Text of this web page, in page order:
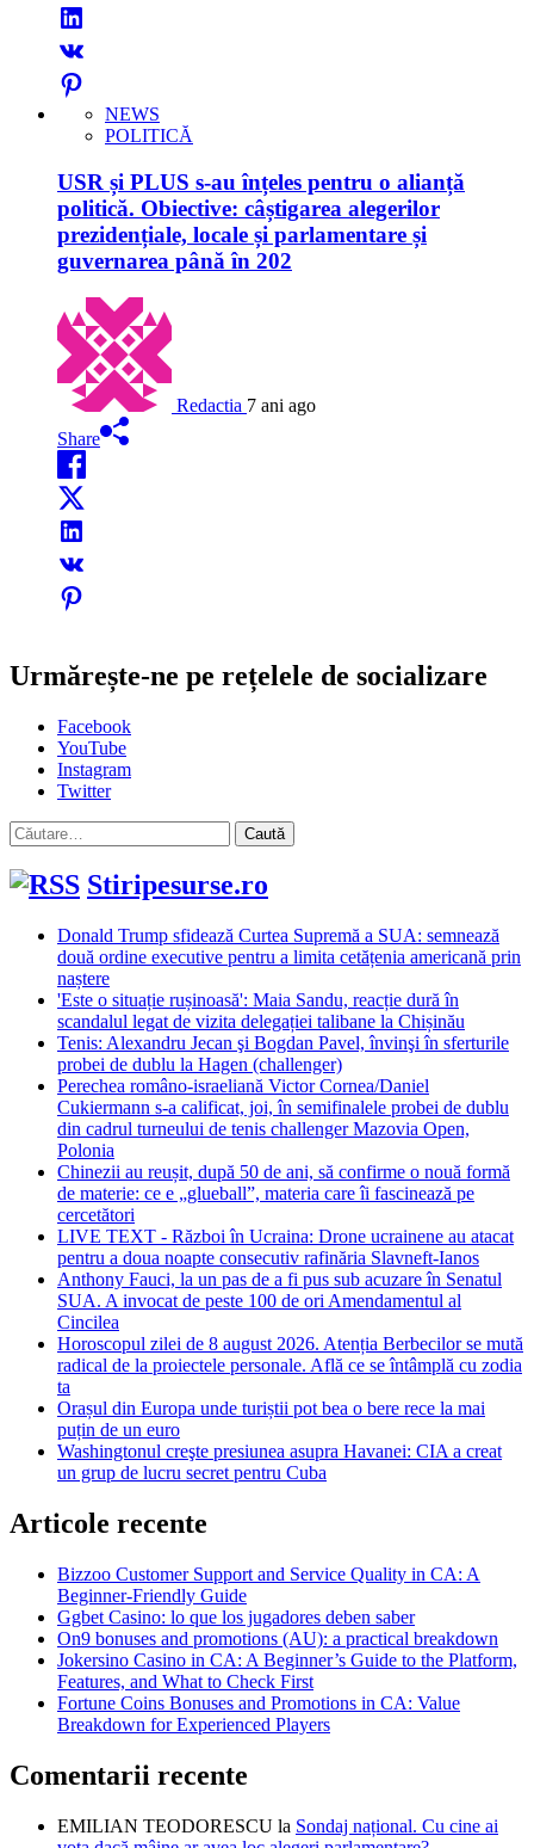
NEWS
POLITICĂ
USR și PLUS s-au înțeles pentru o alianță
politică. Obiective: câștigarea alegerilor
prezidențiale, locale și parlamentare și
guvernarea până în 202
Redactia 7 ani ago
Share
Urmărește-ne pe rețelele de socializare
Facebook
YouTube
Instagram
Twitter
Caută
după:
Stiripesurse.ro
Donald Trump sfidează Curtea Supremă a SUA: semnează
două ordine executive pentru a limita cetățenia americană prin
naștere
'Este o situație rușinoasă': Maia Sandu, reacție dură în
scandalul legat de vizita delegației talibane la Chișinău
Tenis: Alexandru Jecan şi Bogdan Pavel, învinşi în sferturile
probei de dublu la Hagen (challenger)
Perechea româno-israeliană Victor Cornea/Daniel
Cukiermann s-a calificat, joi, în semifinalele probei de dublu
din cadrul turneului de tenis challenger Mazovia Open,
Polonia
Chinezii au reușit, după 50 de ani, să confirme o nouă formă
de materie: ce e „glueball”, materia care îi fascinează pe
cercetători
LIVE TEXT - Război în Ucraina: Drone ucrainene au atacat
pentru a doua noapte consecutiv rafinăria Slavneft-Ianos
Anthony Fauci, la un pas de a fi pus sub acuzare în Senatul
SUA. A invocat de peste 100 de ori Amendamentul al
Cincilea
Horoscopul zilei de 8 august 2026. Atenția Berbecilor se mută
radical de la proiectele personale. Află ce se întâmplă cu zodia
ta
Orașul din Europa unde turiștii pot bea o bere rece la mai
puțin de un euro
Washingtonul creşte presiunea asupra Havanei: CIA a creat
un grup de lucru secret pentru Cuba
Articole recente
Bizzoo Customer Support and Service Quality in CA: A
Beginner-Friendly Guide
Ggbet Casino: lo que los jugadores deben saber
On9 bonuses and promotions (AU): a practical breakdown
Jokersino Casino in CA: A Beginner’s Guide to the Platform,
Features, and What to Check First
Fortune Coins Bonuses and Promotions in CA: Value
Breakdown for Experienced Players
Comentarii recente
EMILIAN TEODORESCU la Sondaj național. Cu cine ai